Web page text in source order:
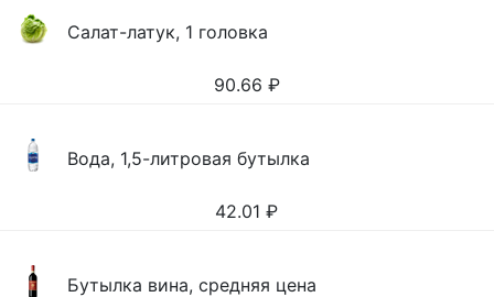
Салат-латук, 1 головка
90.66 ₽
Вода, 1,5-литровая бутылка
42.01 ₽
Бутылка вина, средняя цена